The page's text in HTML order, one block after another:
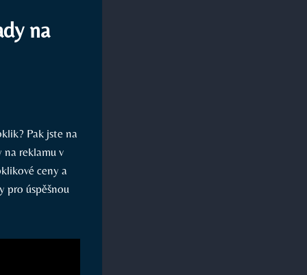
na
Pak jste na
reklamu v
ceny a
pro úspěšnou